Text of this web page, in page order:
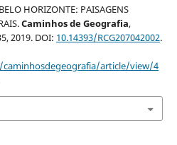
HORIZONTE: PAISAGENS
Caminhos de Geografia,
2019. DOI: 10.14393/RCG207042002.
article/view/4